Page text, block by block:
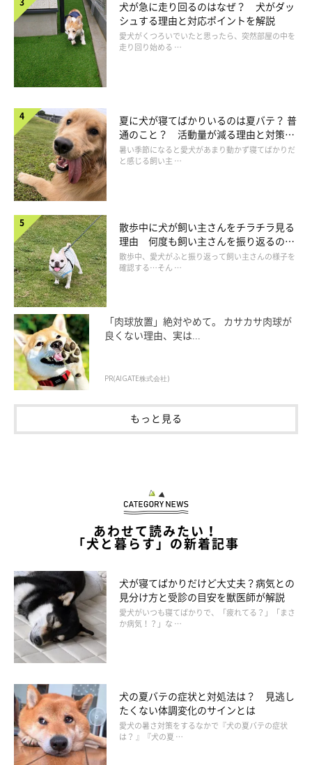
ゴハンやおやつをくれる人
「ゴハンやおやつをくれる人についていく」
「美味しいものがもらえるのでぴったりくっついて回るか
ら」
「一緒にいる時間が長い母、スキンシップが多い夫がいま
すが、ゴハンとおやつをあげている私にくっついてくれる
頻度が多いです」
たくさんスキンシップしてくれる人
「ソファに座ると必ずくっついて座ったり、撫でてアピー
「食事はあまり興味をもたないタイプで、常にそばにいて
撫でたり声をかけたりしてくれる人が好きですね」
「ゴハンやおやつをあげる人には、その時間にはルンルン
で寄っていくが、スキンシップが多い人には、自然と寄り
犬が急に走り回るのはなぜ？ 犬がダッ
シュする理由と対応ポイントを解説
愛犬がくつろいでいたと思ったら、突然部屋の中を
走り回り始める …
夏に犬が寝てばかりいるのは夏バテ？ 普
通のこと？ 活動量が減る理由と対策と
は
暑い季節になると愛犬があまり動かず寝てばかりだ
と感じる飼い主 …
散歩中に犬が飼い主さんをチラチラ見る
理由 何度も飼い主さんを振り返るのは
なぜ？
散歩中、愛犬がふと振り返って飼い主さんの様子を
確認する…そん …
「肉球放置」絶対やめて。 カサカサ肉球が
良くない理由、実は...
PR(AIGATE株式会社)
もっと見る
あわせて読みたい！
「犬と暮らす」の新着記事
犬が寝てばかりだけど大丈夫？病気との
見分け方と受診の目安を獣医師が解説
愛犬がいつも寝てばかりで、「疲れてる？」「まさ
か病気！？」な …
犬の夏バテの症状と対処法は？ 見逃し
たくない体調変化のサインとは
愛犬の暑さ対策をするなかで『犬の夏バテの症状
は？ 』『犬の夏 …